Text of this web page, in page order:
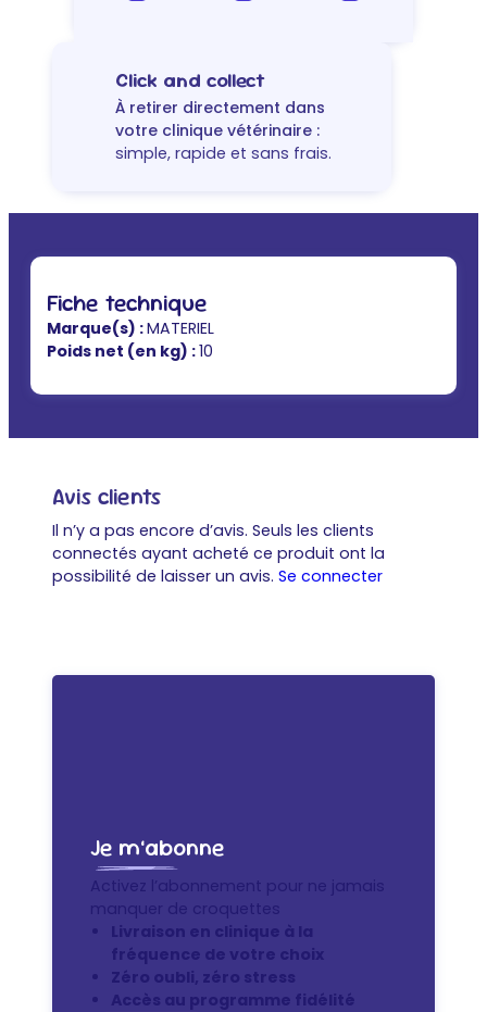
Click and collect
À retirer directement dans
votre clinique vétérinaire :
simple, rapide et sans frais.
Fiche technique
Marque(s) :MATERIEL
Poids net (en kg) :10
Avis clients
Il n’y a pas encore d’avis. Seuls les clients
connectés ayant acheté ce produit ont la
possibilité de laisser un avis. Se connecter
Je m’abonne
Activez l’abonnement pour ne jamais
manquer de croquettes
Livraison en clinique à la
fréquence de votre choix
Zéro oubli, zéro stress
Accès au programme fidélité